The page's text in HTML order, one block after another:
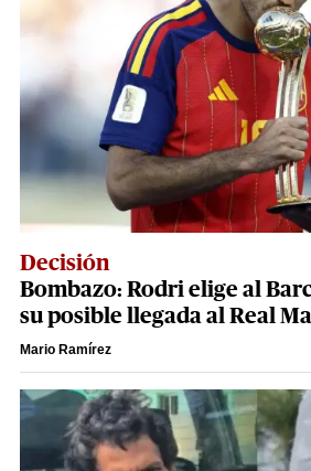
Decisión
Bombazo: Rodri elige al
su posible llegada al Real
Mario Ramírez